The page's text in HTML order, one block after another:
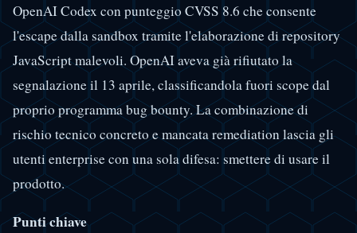
OpenAI Codex con punteggio CVSS 8.6 che consente
l'escape dalla sandbox tramite l'elaborazione di repository
JavaScript malevoli. OpenAI aveva già rifiutato la
segnalazione il 13 aprile, classificandola fuori scope dal
proprio programma bug bounty. La combinazione di
rischio tecnico concreto e mancata remediation lascia gli
utenti enterprise con una sola difesa: smettere di usare il
prodotto.
Punti chiave